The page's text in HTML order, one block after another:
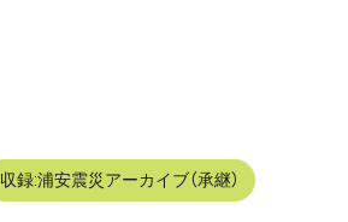
収録:浦安震災アーカイブ（承継）